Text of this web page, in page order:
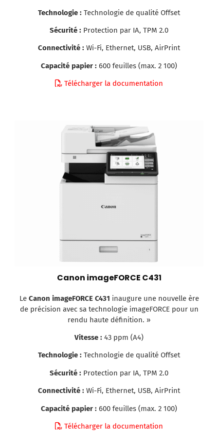
Technologie : Technologie de qualité Offset
Sécurité : Protection par IA, TPM 2.0
Connectivité : Wi-Fi, Ethernet, USB, AirPrint
Capacité papier : 600 feuilles (max. 2 100)
Télécharger la documentation
Canon imageFORCE C431
Le Canon imageFORCE C431 inaugure une nouvelle ère
de précision avec sa technologie imageFORCE pour un
rendu haute définition. »
Vitesse : 43 ppm (A4)
Technologie : Technologie de qualité Offset
Sécurité : Protection par IA, TPM 2.0
Connectivité : Wi-Fi, Ethernet, USB, AirPrint
Capacité papier : 600 feuilles (max. 2 100)
Télécharger la documentation